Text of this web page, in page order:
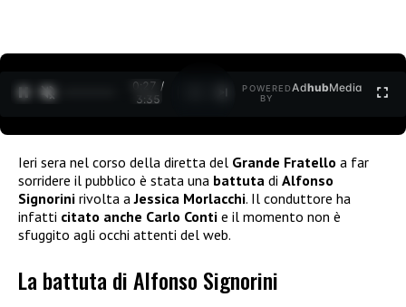
0:28 /
3:35
POWERED
BY
AdhubMedia
Ieri sera nel corso della diretta del Grande Fratello a far
sorridere il pubblico è stata una battuta di Alfonso
Signorini rivolta aJessica Morlacchi. Il conduttore ha
infatti citato anche Carlo Conti e il momento non è
sfuggito agli occhi attenti del web.
La battuta di Alfonso Signorini